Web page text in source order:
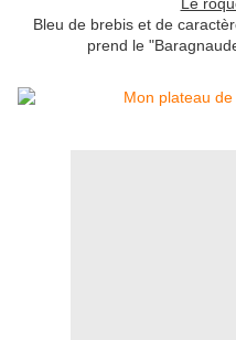
Bleu de brebis et de
prend le